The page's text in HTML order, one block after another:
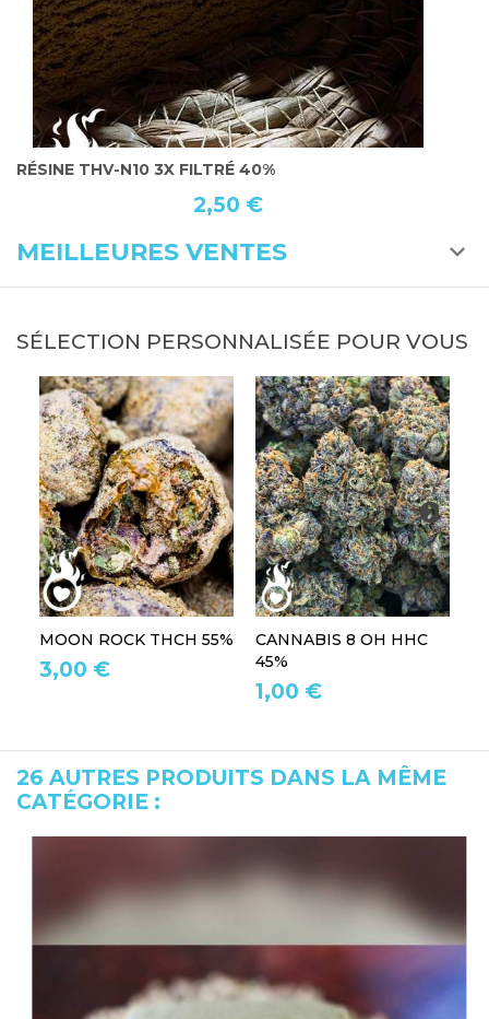
RÉSINE THV-N10 3X FILTRÉ 40%
2,50 €
MEILLEURES VENTES
SÉLECTION PERSONNALISÉE POUR VOUS
MOON ROCK THCH 55%
3,00 €
CANNABIS 8 OH HHC
45%
1,00 €
26 AUTRES PRODUITS DANS LA MÊME
CATÉGORIE :